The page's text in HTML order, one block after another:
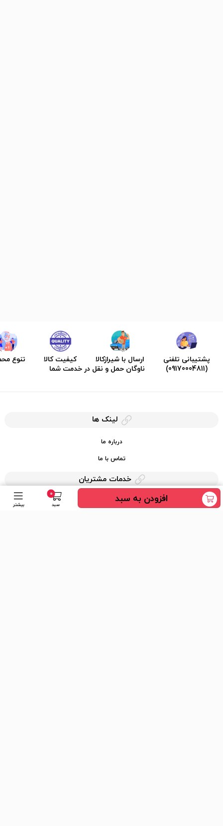
افزودن به سبد 0
سبد بیشتر
پشتیبانی تلفنی
(09170004811)
ارسال با شیرازکالا
ناوگان حمل و نقل در خدمت شما
کیفیت کالا تنوع
لینک ها
درباره ما
تماس با ما
خدمات مشتریان
حریم خصوصی